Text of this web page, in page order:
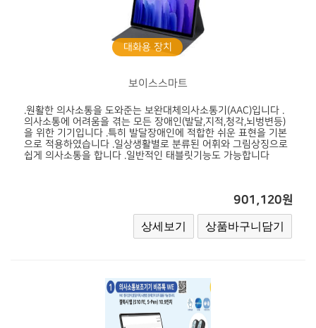
대화용 장치
보이스스마트
.원활한 의사소통을 도와준는 보완대체의사소통기(AAC)입니다 .
의사소통에 어려움을 겪는 모든 장애인(발달,지적,청각,뇌벙변등)
을 위한 기기입니다 .특히 발달장애인에 적합한 쉬운 표현을 기본
으로 적용하였습니다 .일상생활별로 분류된 어휘와 그림상징으로
쉽게 의사소통을 합니다 .일반적인 태블릿기능도 가능합니다
901,120원